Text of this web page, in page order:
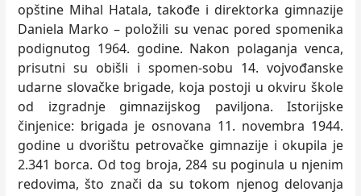
opštine Mihal Hatala, takođe i direktorka gimnazije
Daniela Marko – položili su venac pored spomenika
podignutog 1964. godine. Nakon polaganja venca,
prisutni su obišli i spomen-sobu 14. vojvođanske
udarne slovačke brigade, koja postoji u okviru škole
od izgradnje gimnazijskog paviljona. Istorijske
činjenice: brigada je osnovana 11. novembra 1944.
godine u dvorištu petrovačke gimnazije i okupila je
2.341 borca. Od tog broja, 284 su poginula u njenim
redovima, što znači da su tokom njenog delovanja